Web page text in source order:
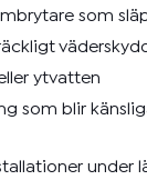
som
ytvatten
som blir